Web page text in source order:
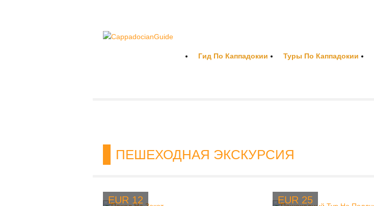
Гид По Каппадокии Туры По Каппадокии
ПЕШЕХОДНАЯ ЭКСКУРСИЯ
EUR 12 EUR 25